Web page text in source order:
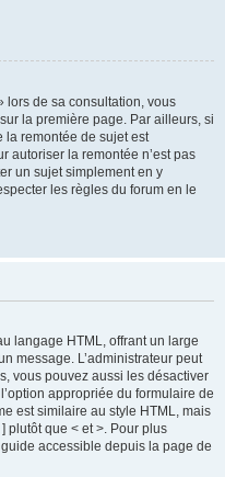
lors de sa consultation, vous
la première page. Par ailleurs, si
la remontée de sujet est
autoriser la remontée n’est pas
un sujet simplement en y
les règles du forum en le
langage HTML, offrant un large
message. L’administrateur peut
vous pouvez aussi les désactiver
appropriée du formulaire de
est similaire au style HTML, mais
plutôt que < et >. Pour plus
accessible depuis la page de